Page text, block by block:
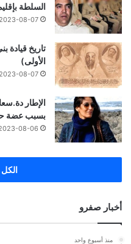
السلطة
2023-08-07
تاريخ قيادة
الأولى)
2023-08-07
الإطار
بسبب عضة
08-06
الكل
أخبار صفرو
منذ أسبوع واحد